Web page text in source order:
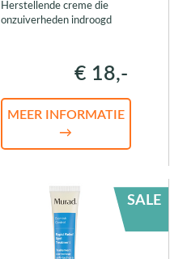
Herstellende creme die
onzuiverheden indroogd
€ 18,-
MEER INFORMATIE
→
SALE